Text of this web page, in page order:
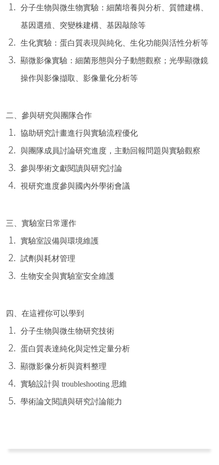
分子生物與微生物實驗：細菌培養與分析、質體建構、
基因選殖、突變株建構、基因敲除等
生化實驗：蛋白質表現與純化、生化功能與活性分析等
顯微影像實驗：細菌形態與分子動態觀察；光學顯微鏡
操作與影像擷取、影像量化分析等
二、參與研究與團隊合作
協助研究計畫進行與實驗流程優化
與團隊成員討論研究進度，主動回報問題與實驗觀察
參與學術文獻閱讀與研究討論
視研究進度參與國內外學術會議
三、實驗室日常運作
實驗室設備與環境維護
試劑與耗材管理
生物安全與實驗室安全維護
四 、在這裡你可以學到
分子生物與微生物研究技術
蛋白質表達純化與定性定量分析
顯微影像分析與資料整理
實驗設計與 troubleshooting 思維
學術論文閱讀與研究討論能力